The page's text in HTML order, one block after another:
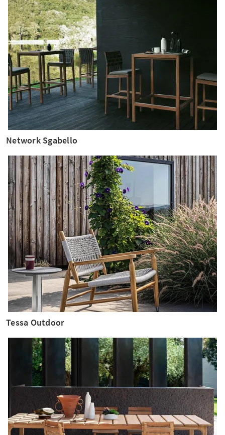
Network Sgabello
Tessa Outdoor